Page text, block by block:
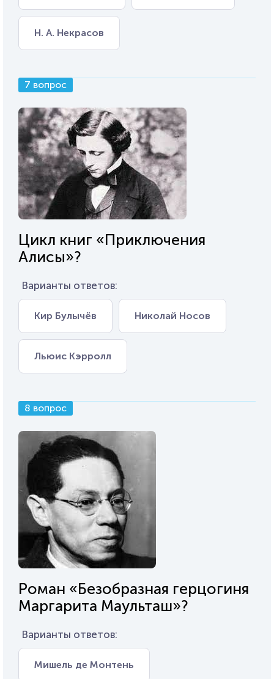
Н. А. Некрасов
7 вопрос
Цикл книг «Приключения
Алисы»?
Варианты ответов:
Кир Булычёв Николай Носов
Льюис Кэрролл
8 вопрос
Роман «Безобразная герцогиня
Маргарита Маульташ»?
Варианты ответов:
Мишель де Монтень